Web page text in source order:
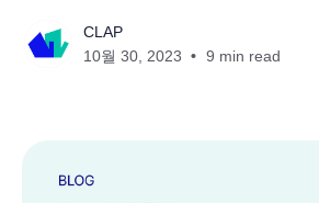
CLAP
10월 30, 2023
9 min read